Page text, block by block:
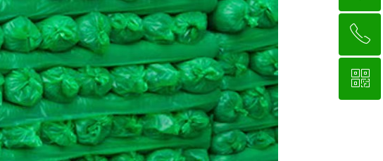
回到顶部
ꂅ
18763077123
ꀥ